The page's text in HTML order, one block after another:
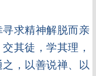
求精神解脱而亲
其徒，学其理，
，以善说禅、以